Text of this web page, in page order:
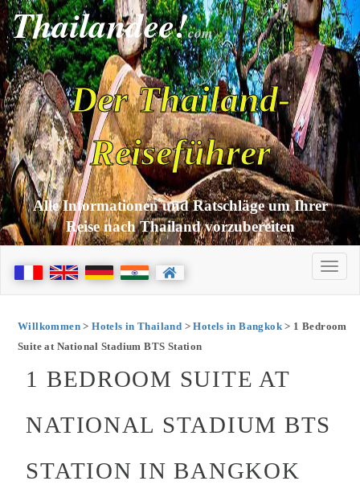
Thailandee!com
Der Thailand-
Reiseführer
Alle Informationen und Ratschläge um Ihrer
Reise nach Thailand vorzubereiten
Willkommen>Hotels in Thailand >Hotels in Bangkok > 1 Bedroom
Suite at National Stadium BTS Station
1 BEDROOM SUITE AT
NATIONAL STADIUM BTS
STATION IN BANGKOK